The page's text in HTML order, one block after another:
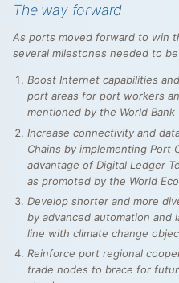
The way forward
As ports moved forward to win
several milestones needed to
Boost Internet capabilities
port areas for port workers
mentioned by the World Bank
Increase connectivity and
Chains by implementing Port
advantage of Digital Ledger
as promoted by the World
Develop shorter and more
by advanced automation and
line with climate change
Reinforce port regional
trade nodes to brace for